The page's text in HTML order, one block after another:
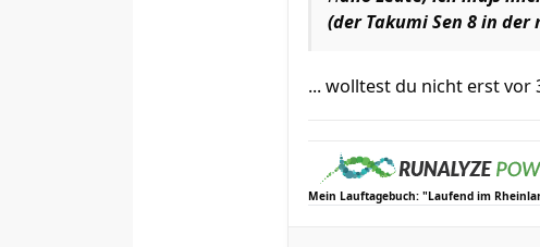
(der Takumi Sen 8 in der
... wolltest du nicht erst
Mein Lauftagebuch: "Laufend im